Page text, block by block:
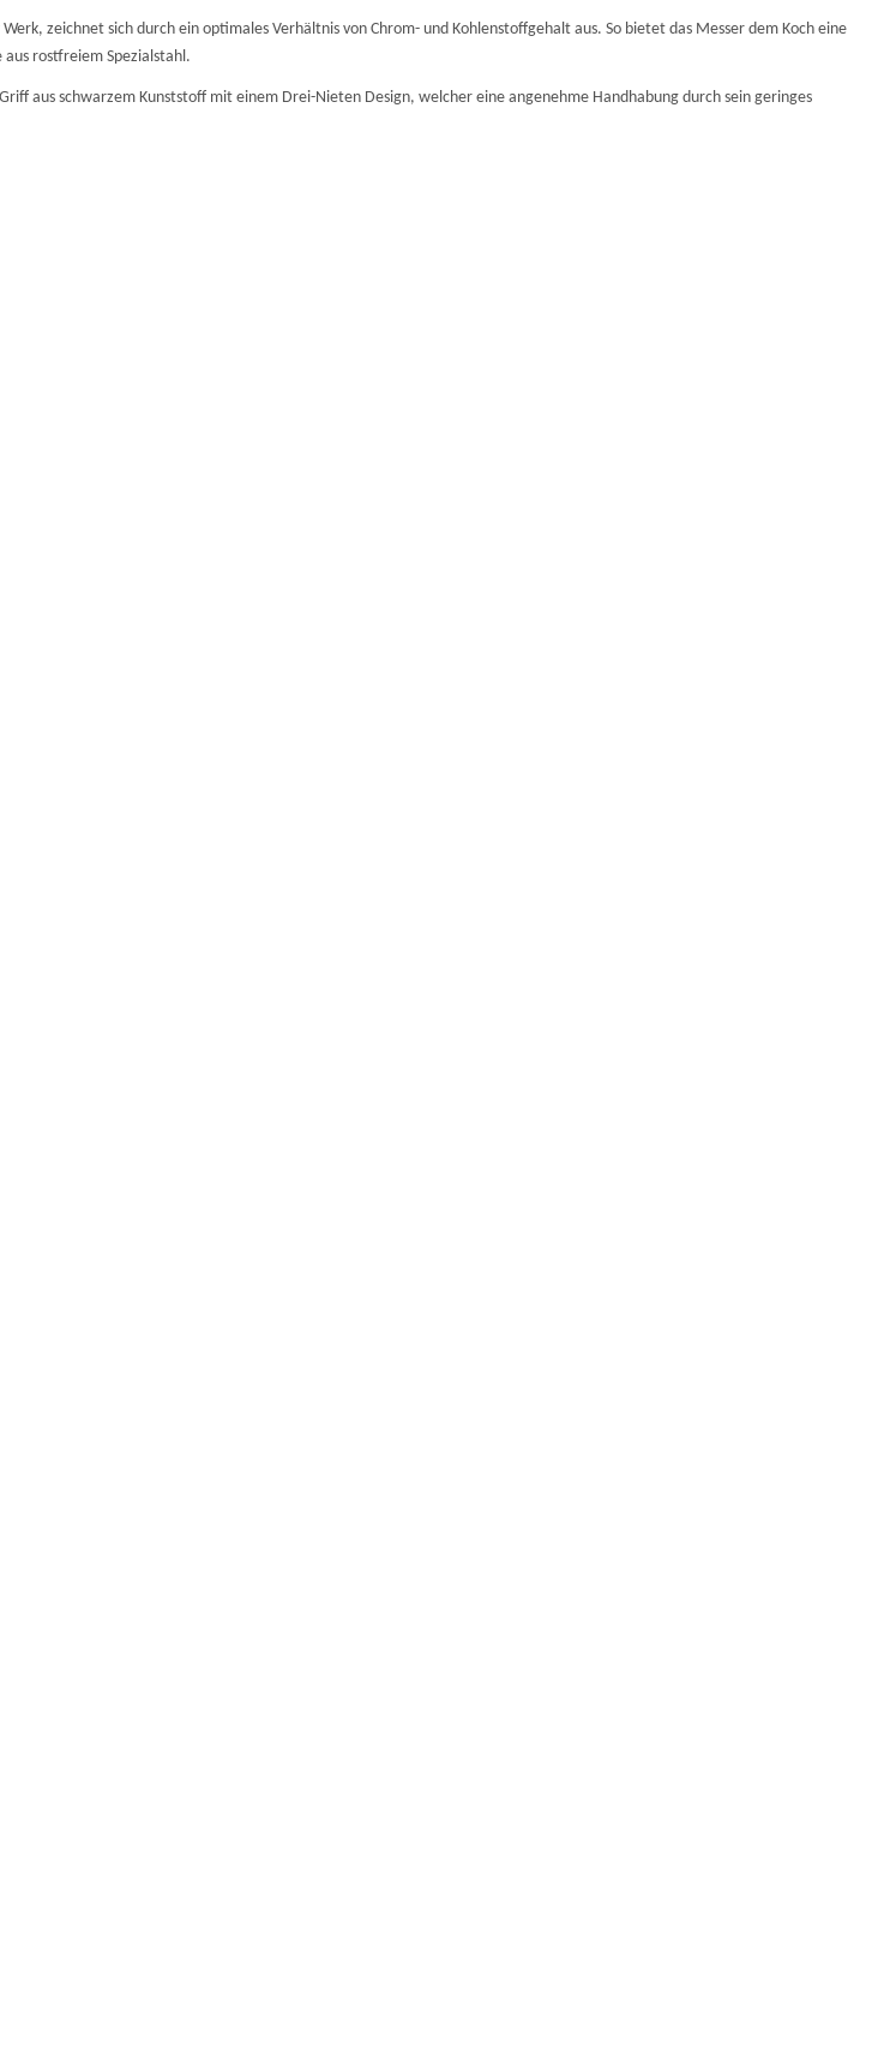
zeichnet sich durch ein optimales Verhältnis von Chrom- und Kohlenstoffgehalt aus. So bietet das Messer dem Koch eine
rostfreiem Spezialstahl.
aus schwarzem Kunststoff mit einem Drei-Nieten Design, welcher eine angenehme Handhabung durch sein geringes